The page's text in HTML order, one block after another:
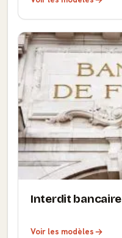
Interdit bancaire
Voir les modèles